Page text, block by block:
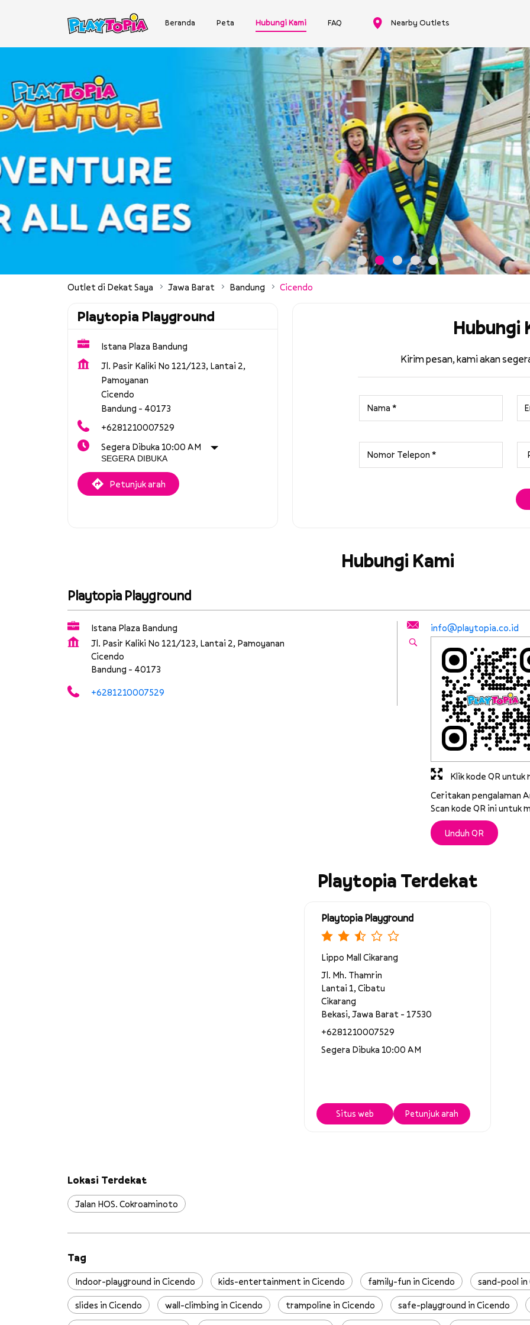
Beranda Peta Hubungi Kami FAQ Nearby Outlets
Outlet di Dekat Saya Jawa Barat Bandung Cicendo
Playtopia Playground
Istana Plaza Bandung
Jl. Pasir Kaliki No 121/123, Lantai 2,
Pamoyanan
Cicendo
Bandung - 40173
+6281210007529
Segera Dibuka 10:00 AM
SEGERA DIBUKA
Petunjuk arah
Hubungi
Kirim pesan, kami akan
Hubungi Kami
Playtopia Playground
Istana Plaza Bandung
Jl. Pasir Kaliki No 121/123, Lantai 2, Pamoyanan
Cicendo
Bandung - 40173
+6281210007529
info@playtopia.co.id
Ceritakan pengalaman
Scan kode QR ini untuk
Unduh QR
Klik kode QR
Playtopia Terdekat
Playtopia Playground
Lippo Mall Cikarang
Jl. Mh. Thamrin
Lantai 1, Cibatu
Cikarang
Bekasi, Jawa Barat - 17530
+6281210007529
Segera Dibuka 10:00 AM
Situs web Petunjuk arah
Lokasi Terdekat
Jalan HOS. Cokroaminoto
Tag
Indoor-playground in Cicendo kids-entertainment in Cicendo family-fun in Cicendo sand-pool in
slides in Cicendo
wall-climbing in Cicendo trampoline in Cicendo safe-playground in Cicendo